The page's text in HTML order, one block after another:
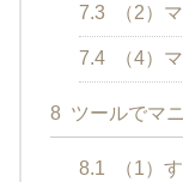
7.3 （2）
7.4 （4）
8 ツールでマ
8.1 （1）